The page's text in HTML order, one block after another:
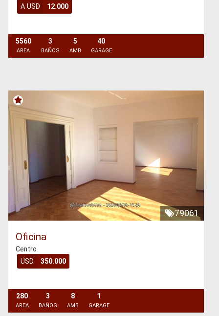
A USD
12.000
5560
AREA
3
BAÑOS
5
AMB
40
GARAGE
79061
Oficina
Centro
USD
350.000
280
AREA
3
BAÑOS
8
AMB
1
GARAGE